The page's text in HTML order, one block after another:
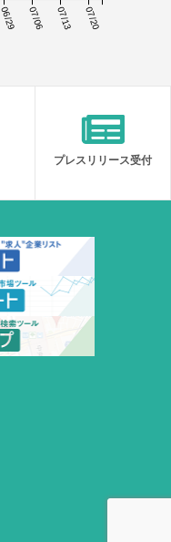
06/29 07/06 07/13 07/20
プレスリリース受付